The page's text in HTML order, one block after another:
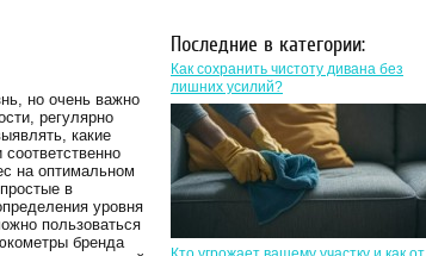
но очень важно
регулярно
какие
на оптимальном
в
уровня
пользоваться
бренда
Последние в категории:
Как сохранить чистоту дивана без
лишних усилий?